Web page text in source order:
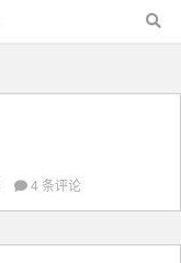
Kubernetes中文社区上线啦！少年还等什么？快上车……
4 条评论